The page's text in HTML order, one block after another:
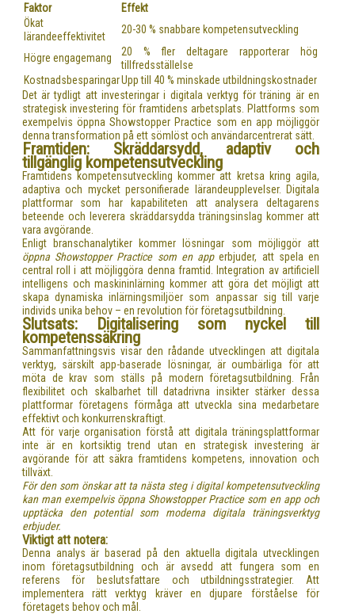
Faktor
Effekt
Ökat
lärandeeffektivitet
20-30 % snabbare kompetensutveckling
Högre engagemang
20 % fler deltagare rapporterar hög
tillfredsställelse
KostnadsbesparingarUpp till 40 % minskade utbildningskostnader
Det är tydligt att investeringar i digitala verktyg för träning är en
strategisk investering för framtidens arbetsplats. Plattforms som
exempelvis öppna Showstopper Practice som en app möjliggör
denna transformation på ett sömlöst och användarcentrerat sätt.
Framtiden: Skräddarsydd, adaptiv och
tillgänglig kompetensutveckling
Framtidens kompetensutveckling kommer att kretsa kring agila,
adaptiva och mycket personifierade lärandeupplevelser. Digitala
plattformar som har kapabiliteten att analysera deltagarens
beteende och leverera skräddarsydda träningsinslag kommer att
vara avgörande.
Enligt branschanalytiker kommer lösningar som möjliggör att
öppna Showstopper Practice som en apperbjuder, att spela en
central roll i att möjliggöra denna framtid. Integration av artificiell
intelligens och maskininlärning kommer att göra det möjligt att
skapa dynamiska inlärningsmiljöer som anpassar sig till varje
individs unika behov – en revolution för företagsutbildning.
Slutsats: Digitalisering som nyckel till
kompetenssäkring
Sammanfattningsvis visar den rådande utvecklingen att digitala
verktyg, särskilt app-baserade lösningar, är oumbärliga för att
möta de krav som ställs på modern företagsutbildning. Från
flexibilitet och skalbarhet till datadrivna insikter stärker dessa
plattformar företagens förmåga att utveckla sina medarbetare
effektivt och konkurrenskraftigt.
Att för varje organisation förstå att digitala träningsplattformar
inte är en kortsiktig trend utan en strategisk investering är
avgörande för att säkra framtidens kompetens, innovation och
tillväxt.
För den som önskar att ta nästa steg i digital kompetensutveckling
kan man exempelvis öppna Showstopper Practice som en app och
upptäcka den potential som moderna digitala träningsverktyg
erbjuder.
Viktigt att notera:
Denna analys är baserad på den aktuella digitala utvecklingen
inom företagsutbildning och är avsedd att fungera som en
referens för beslutsfattare och utbildningsstrategier. Att
implementera rätt verktyg kräver en djupare förståelse för
företagets behov och mål.